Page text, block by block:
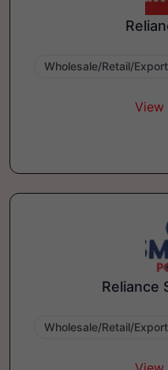
Wholesale/Retail/
View
Reliance
Wholesale/Retail/